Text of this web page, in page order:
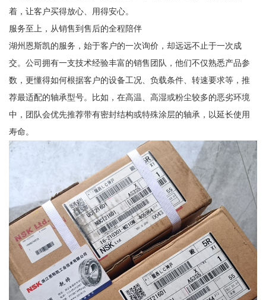
着，让客户买得放心、用得安心。
服务至上，从销售到售后的全程陪伴
湖州恩斯凯的服务，始于客户的一次询价，却远远不止于一次成
交。公司拥有一支技术经验丰富的销售团队，他们不仅熟悉产品参
数，更懂得如何根据客户的设备工况、负载条件、转速要求等，推
荐最适配的轴承型号。比如，在高温、高湿或粉尘较多的恶劣环境
中，团队会优先推荐带有密封结构或特殊涂层的轴承，以延长使用
寿命。